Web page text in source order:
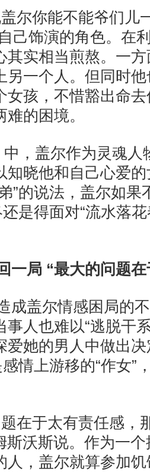
尔你能不能爷们儿
己饰演的角色。在
其实相当煎熬。一
另一个人。但同时
女孩，不惜豁出命
的困境。
中，盖尔作为灵魂
知晓他和自己心爱
”的说法，盖尔如
是得面对“流水落
一局 “最大的问题
成盖尔情感困局的
人也难以“逃脱干
爱她的男人中做出
情上游移的“作女”
在于太有责任感，
斯沃斯说。作为一
人，盖尔就算参加